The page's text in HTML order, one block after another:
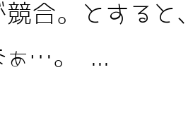
合。とすると
ぁ…。 ...